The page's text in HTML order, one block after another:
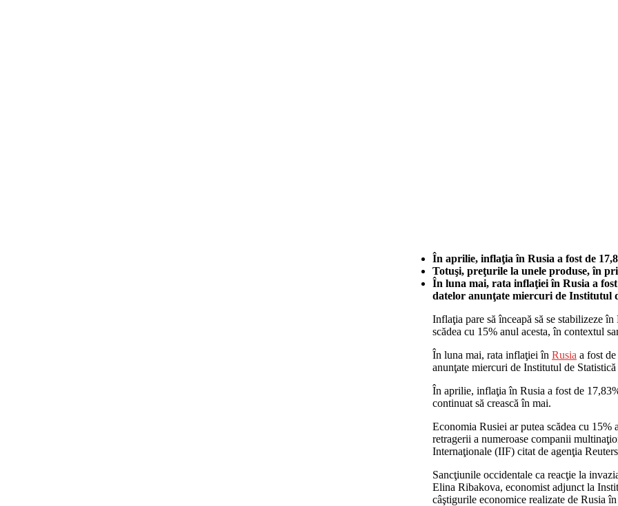
În aprilie, inflaţia în Rusia a fost de
Totuşi, preţurile la unele produse, în
În luna mai, rata inflaţiei în Rusia a
datelor anunţate miercuri de Institutul
Inflaţia pare să înceapă să se stabilizeze
scădea cu 15% anul acesta, în contextul
În luna mai, rata inflaţiei în Rusia a fost
anunţate miercuri de Institutul de
În aprilie, inflaţia în Rusia a fost de
continuat să crească în mai.
Economia Rusiei ar putea scădea cu
retragerii a numeroase companii
Internaţionale (IIF) citat de agenţia
Sancţiunile occidentale ca reacţie la
Elina Ribakova, economist adjunct la
câştigurile economice realizate de Rusia